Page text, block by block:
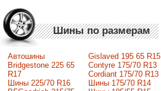
Шины по размерам
Автошины
Bridgestone 225 65
R17
Шины 225/70 R16
Gislaved 195 65 R15
Contyre 175/70 R13
Cordiant 175/70 R13
Шины 175/70 R14